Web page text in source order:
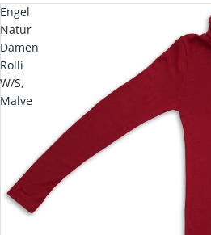
Engel
Natur
Damen
Rolli
W/S,
Malve